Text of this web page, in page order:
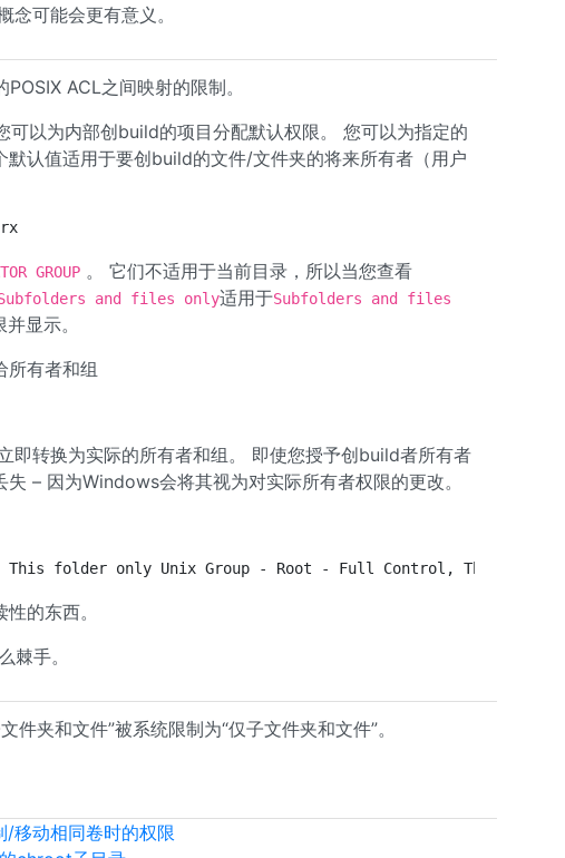
念可能会更有意义。
ACL之间映射的限制。
可以为内部创build的项目分配默认权限。 您可以为指定的
默认值适用于要创build的文件/文件夹的将来所有者（用户
GROUP 。 它们不适用于当前目录，所以当您查看
and files only适用于Subfolders and files
显示。
所有者和组
即转换为实际的所有者和组。 即使您授予创build者所有者
– 因为Windows会将其视为对实际所有者权限的更改。
folder only Unix Group - Root - Full Control, This folder
的东西。
棘手。
件夹和文件”被系统限制为“仅子文件夹和文件”。
移动相同卷时的权限